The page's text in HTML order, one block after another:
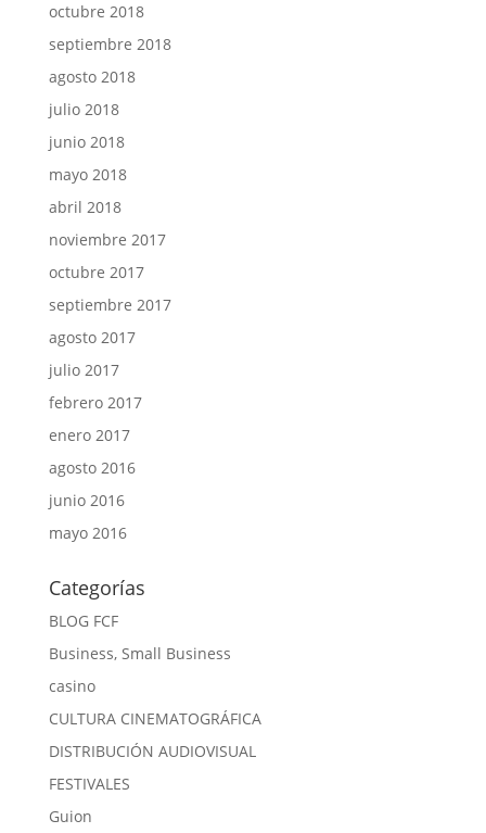
octubre 2018
septiembre 2018
agosto 2018
julio 2018
junio 2018
mayo 2018
abril 2018
noviembre 2017
octubre 2017
septiembre 2017
agosto 2017
julio 2017
febrero 2017
enero 2017
agosto 2016
junio 2016
mayo 2016
Categorías
BLOG FCF
Business, Small Business
casino
CULTURA CINEMATOGRÁFICA
DISTRIBUCIÓN AUDIOVISUAL
FESTIVALES
Guion